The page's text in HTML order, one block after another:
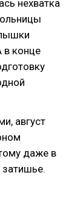
нехватка
в конце
август
даже в